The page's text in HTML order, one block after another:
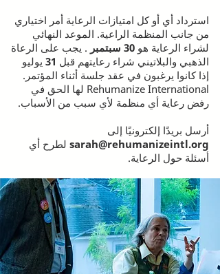
استرداد أي أو كل امتيازات الرعاية أمر اختياري
من جانب المنظمة الراعية. الموعد النهائي
لشراء الرعاية هو 30 سبتمبر
. يجب على الرعاة
الذهبي والبلاتيني شراء رعايتهم قبل 31 يوليو
إذا كانوا يرغبون في عقد جلسة أثناء المؤتمر.
Rehumanize International لها الحق في
رفض رعاية أي منظمة لأي سبب من الأسباب.
أرسل بريدًا إلكترونيًا إلى
sarah@rehumanizeintl.org لطرح أي
أسئلة حول الرعاية.